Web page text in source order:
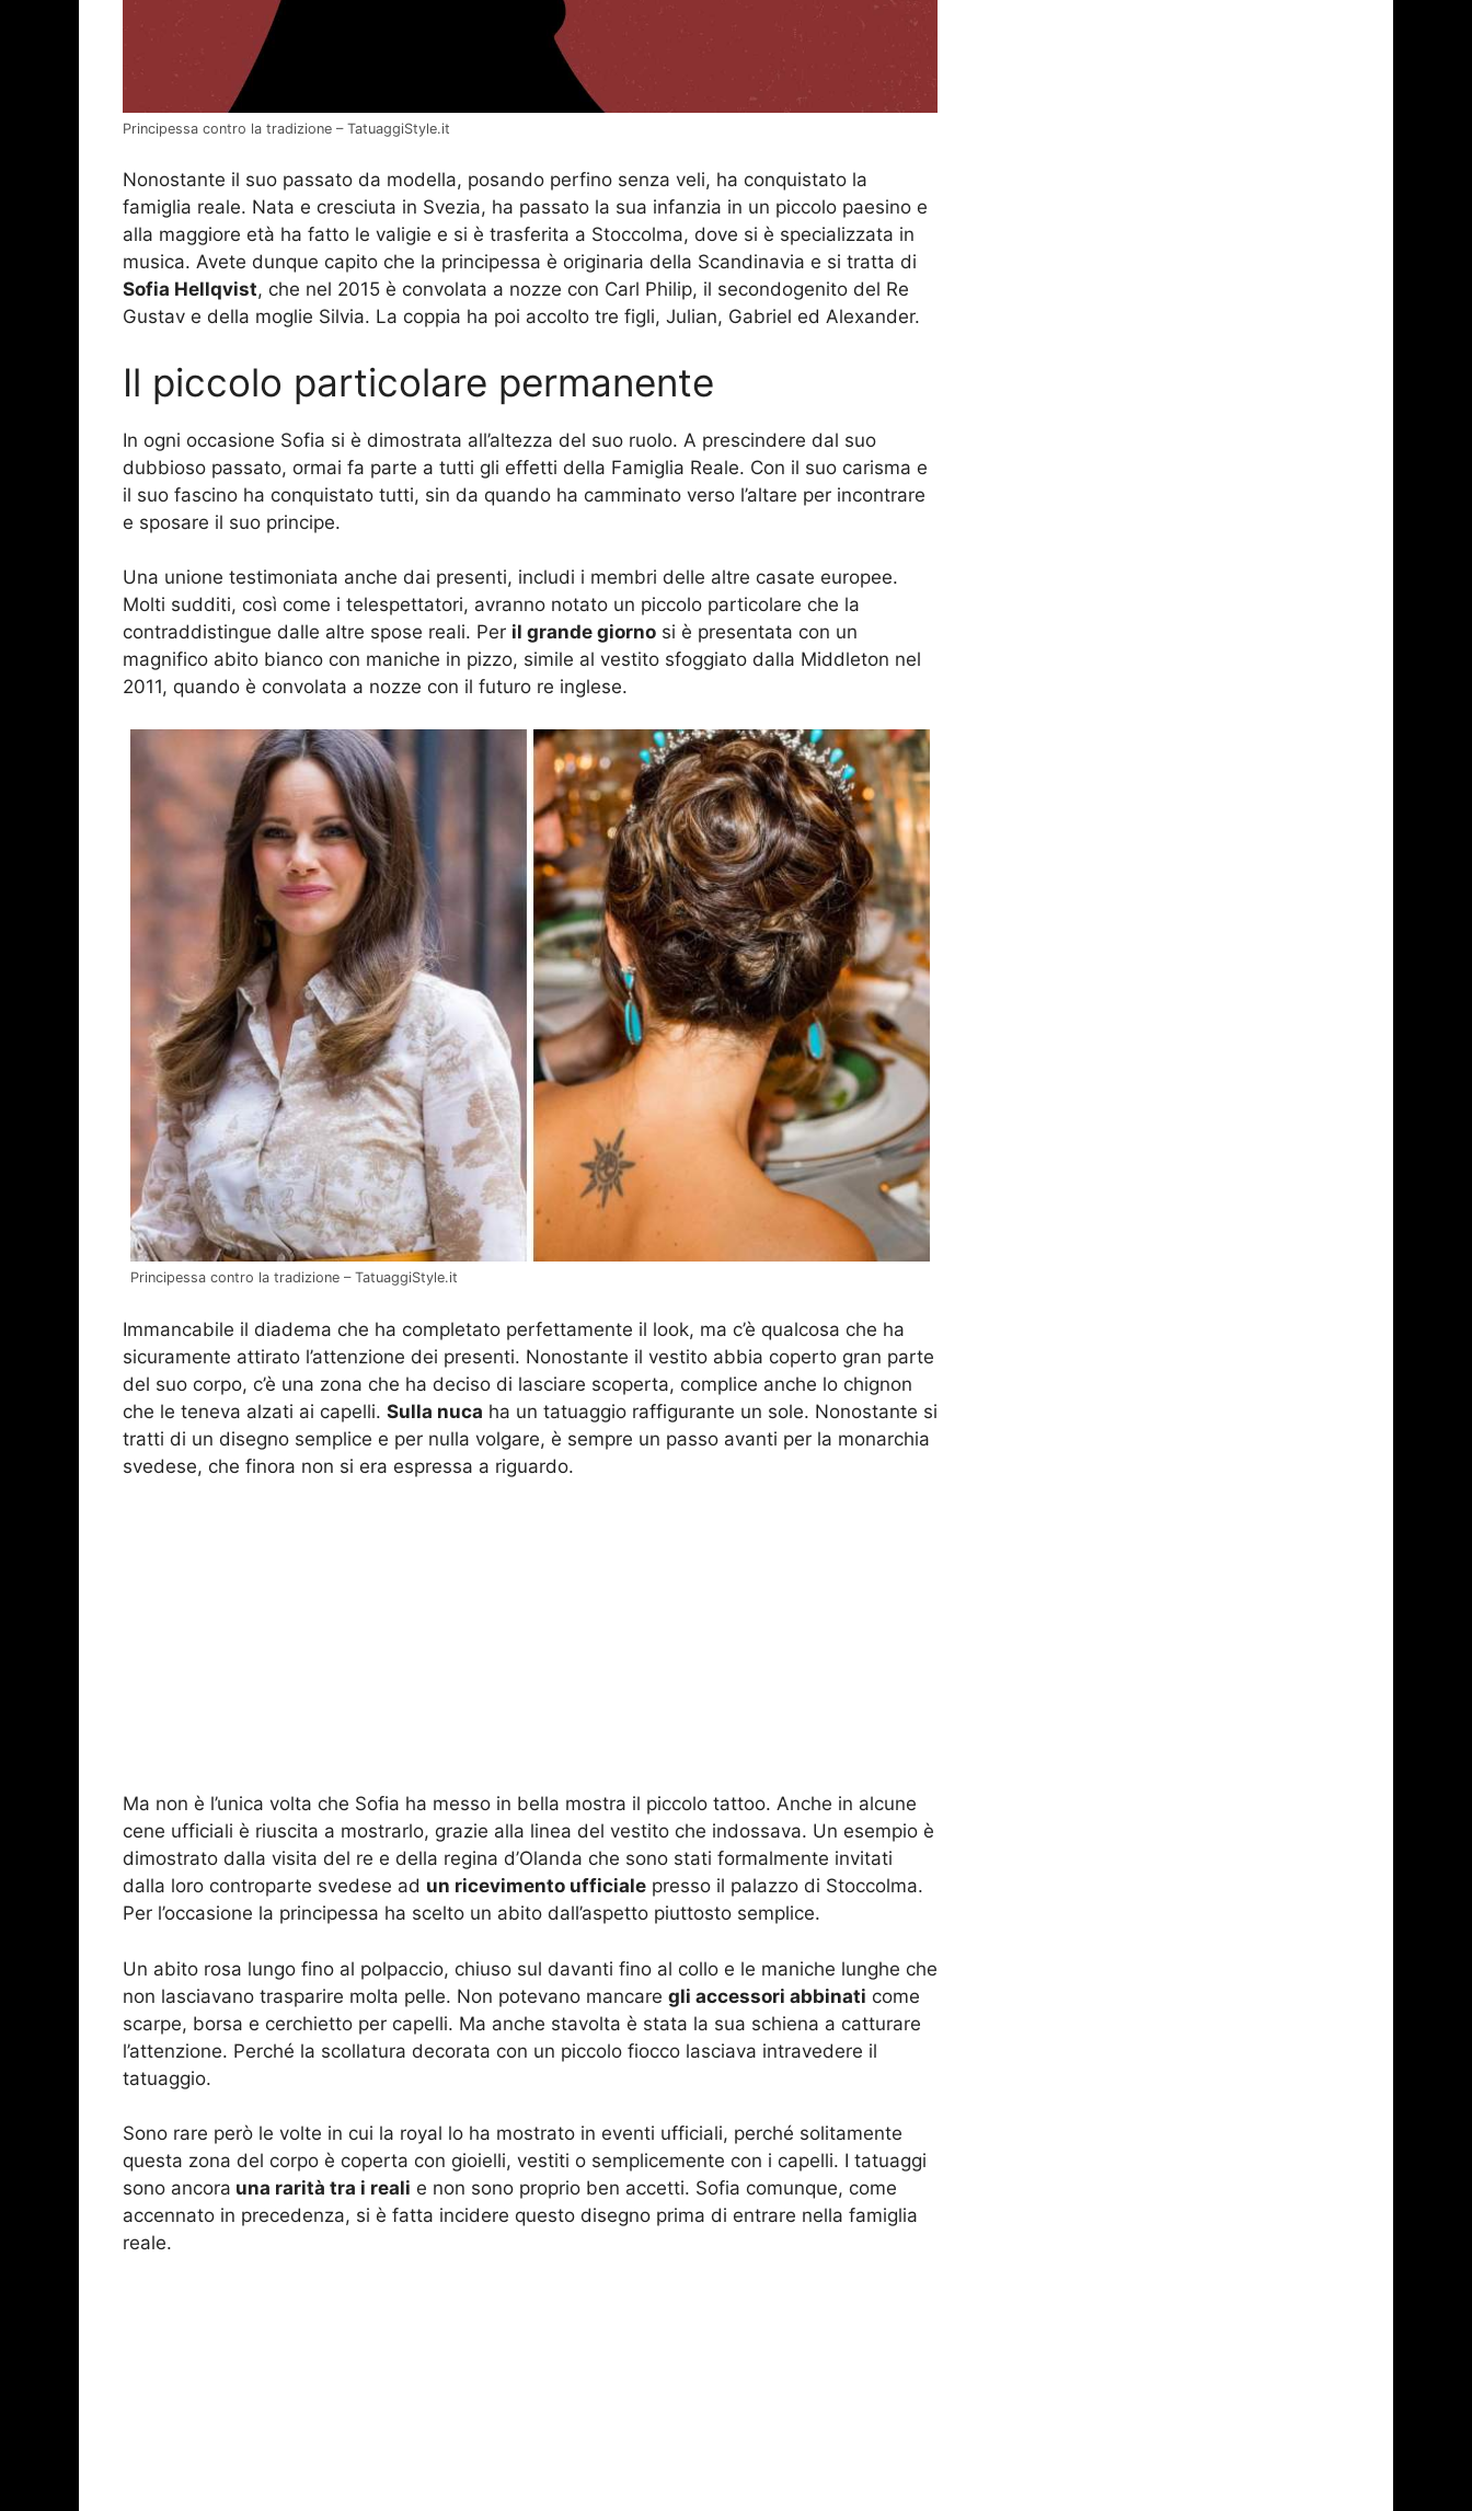
Principessa contro la tradizione – TatuaggiStyle.it
Nonostante il suo passato da modella, posando perfino senza veli, ha conquistato la
famiglia reale. Nata e cresciuta in Svezia, ha passato la sua infanzia in un piccolo paesino e
alla maggiore età ha fatto le valigie e si è trasferita a Stoccolma, dove si è specializzata in
musica. Avete dunque capito che la principessa è originaria della Scandinavia e si tratta di
Sofia Hellqvist, che nel 2015 è convolata a nozze con Carl Philip, il secondogenito del Re
Gustav e della moglie Silvia. La coppia ha poi accolto tre figli, Julian, Gabriel ed Alexander.
Il piccolo particolare permanente
In ogni occasione Sofia si è dimostrata all’altezza del suo ruolo. A prescindere dal suo
dubbioso passato, ormai fa parte a tutti gli effetti della Famiglia Reale. Con il suo carisma e
il suo fascino ha conquistato tutti, sin da quando ha camminato verso l’altare per incontrare
e sposare il suo principe.
Una unione testimoniata anche dai presenti, includi i membri delle altre casate europee.
Molti sudditi, così come i telespettatori, avranno notato un piccolo particolare che la
contraddistingue dalle altre spose reali. Per il grande giorno si è presentata con un
magnifico abito bianco con maniche in pizzo, simile al vestito sfoggiato dalla Middleton nel
2011, quando è convolata a nozze con il futuro re inglese.
Principessa contro la tradizione – TatuaggiStyle.it
Immancabile il diadema che ha completato perfettamente il look, ma c’è qualcosa che ha
sicuramente attirato l’attenzione dei presenti. Nonostante il vestito abbia coperto gran parte
del suo corpo, c’è una zona che ha deciso di lasciare scoperta, complice anche lo chignon
che le teneva alzati ai capelli. Sulla nuca ha un tatuaggio raffigurante un sole. Nonostante si
tratti di un disegno semplice e per nulla volgare, è sempre un passo avanti per la monarchia
svedese, che finora non si era espressa a riguardo.
Ma non è l’unica volta che Sofia ha messo in bella mostra il piccolo tattoo. Anche in alcune
cene ufficiali è riuscita a mostrarlo, grazie alla linea del vestito che indossava. Un esempio è
dimostrato dalla visita del re e della regina d’Olanda che sono stati formalmente invitati
dalla loro controparte svedese ad un ricevimento ufficiale presso il palazzo di Stoccolma.
Per l’occasione la principessa ha scelto un abito dall’aspetto piuttosto semplice.
Un abito rosa lungo fino al polpaccio, chiuso sul davanti fino al collo e le maniche lunghe che
non lasciavano trasparire molta pelle. Non potevano mancare gli accessori abbinati come
scarpe, borsa e cerchietto per capelli. Ma anche stavolta è stata la sua schiena a catturare
l’attenzione. Perché la scollatura decorata con un piccolo fiocco lasciava intravedere il
tatuaggio.
Sono rare però le volte in cui la royal lo ha mostrato in eventi ufficiali, perché solitamente
questa zona del corpo è coperta con gioielli, vestiti o semplicemente con i capelli. I tatuaggi
sono ancora una rarità tra i reali e non sono proprio ben accetti. Sofia comunque, come
accennato in precedenza, si è fatta incidere questo disegno prima di entrare nella famiglia
reale.